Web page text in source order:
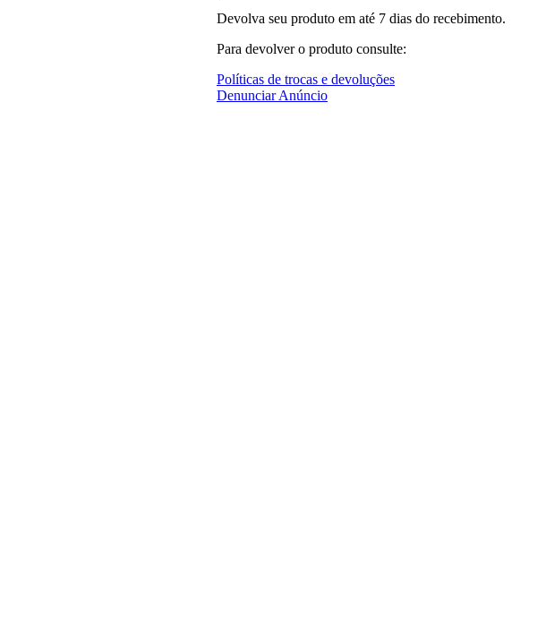
Devolva seu produto em até 7 dias do recebimento.
Para devolver o produto consulte:
Políticas de trocas e devoluções
Denunciar Anúncio